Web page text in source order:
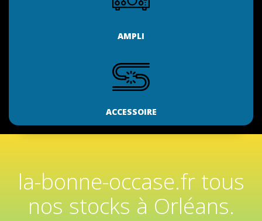
AMPLI
ACCESSOIRE
la-bonne-occase.fr tous
nos stocks à Orléans.